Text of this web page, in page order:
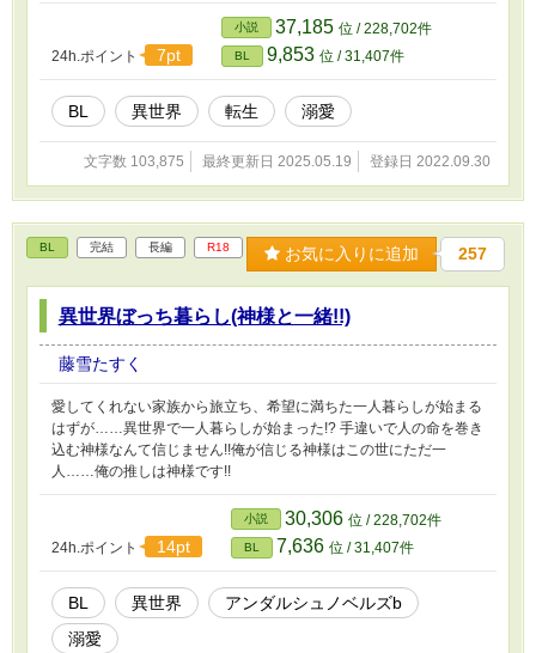
24h.ポイント 7pt
小説 37,185 位 / 228,702件
BL 9,853 位 / 31,407件
BL 異世界 転生 溺愛
文字数 103,875 最終更新日 2025.05.19 登録日 2022.09.30
BL 完結 長編 R18 お気に入りに追加 257
異世界ぼっち暮らし(神様と一緒!!)
藤雪たすく
愛してくれない家族から旅立ち、希望に満ちた一人暮らしが始まる
はずが……異世界で一人暮らしが始まった!? 手違いで人の命を巻き
込む神様なんて信じません!!俺が信じる神様はこの世にただ一
人……俺の推しは神様です!!
24h.ポイント 14pt
小説 30,306 位 / 228,702件
BL 7,636 位 / 31,407件
BL 異世界
アンダルシュノベルズb
溺愛